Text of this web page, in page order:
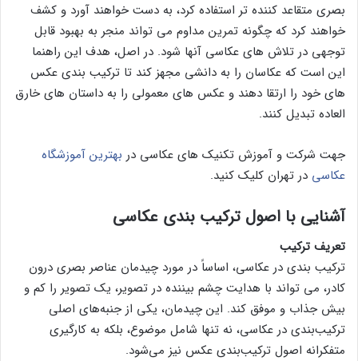
بصری متقاعد کننده تر استفاده کرد، به دست خواهند آورد و کشف
خواهند کرد که چگونه تمرین مداوم می تواند منجر به بهبود قابل
توجهی در تلاش های عکاسی آنها شود. در اصل، هدف این راهنما
این است که عکاسان را به دانشی مجهز کند تا ترکیب بندی عکس
های خود را ارتقا دهند و عکس های معمولی را به داستان های خارق
العاده تبدیل کنند.
جهت شرکت و آموزش تکنیک های عکاسی در بهترین آموزشگاه
عکاسی در تهران کلیک کنید.
آشنایی با اصول ترکیب بندی عکاسی
تعریف ترکیب
ترکیب بندی در عکاسی، اساساً در مورد چیدمان عناصر بصری درون
کادر، می تواند با هدایت چشم بیننده در تصویر، یک تصویر را کم و
بیش جذاب و موفق کند. این چیدمان، یکی از جنبه‌های اصلی
ترکیب‌بندی در عکاسی، نه تنها شامل موضوع، بلکه به کارگیری
متفکرانه اصول ترکیب‌بندی عکس نیز می‌شود.